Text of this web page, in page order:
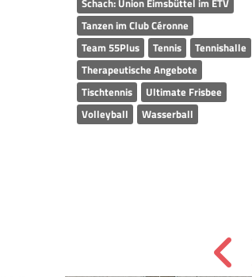
Schach: Union Eimsbüttel im ETV
Tanzen im Club Céronne
Team 55Plus
Tennis
Tennishalle
Therapeutische Angebote
Tischtennis
Ultimate Frisbee
Volleyball
Wasserball